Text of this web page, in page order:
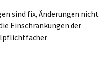
sind fix, Änderungen nicht
Einschränkungen der